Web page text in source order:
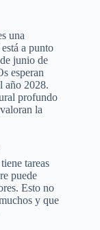
una
a punto
junio de
esperan
año 2028.
profundo
la
tareas
puede
Esto no
y que